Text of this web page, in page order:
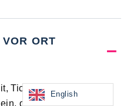
ORT
Tickets vor Ort zu
dass die Karten für
English